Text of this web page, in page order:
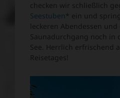
checken wir schließlich
Seestuben * ein und
leckeren Abendessen und
Saunadurchgang noch in
See. Herrlich erfrischend
Reisetages!